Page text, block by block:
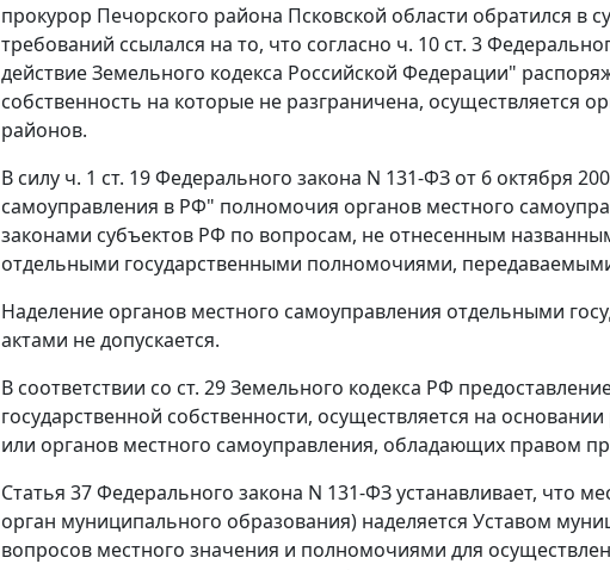
прокурор Печорского района Псковской области обратился в
требований ссылался на то, что согласно ч. 10 ст. 3
действие Земельного кодекса Российской Федерации"
собственность на которые не разграничена, осуществляется
районов.
В силу ч. 1 ст. 19Федерального закона N 131-ФЗ от 6 октября
самоуправления в РФ" полномочия органов местного
законами субъектов РФ по вопросам, не отнесенным
отдельными государственными полномочиями,
Наделение органов местного самоуправления отдельными
актами не допускается.
В соответствии со ст. 29Земельного кодекса РФ
государственной собственности, осуществляется на
или органов местного самоуправления, обладающих правом
Статья 37Федерального закона N 131-ФЗ устанавливает, что
орган муниципального образования) наделяется Уставом
вопросов местного значения и полномочиями для